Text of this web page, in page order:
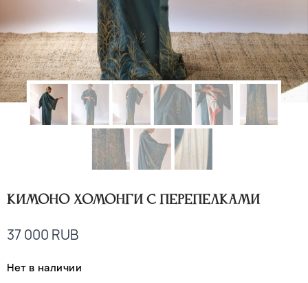
Кимоно хомонги с перепелками
37 000 RUB
Нет в наличии